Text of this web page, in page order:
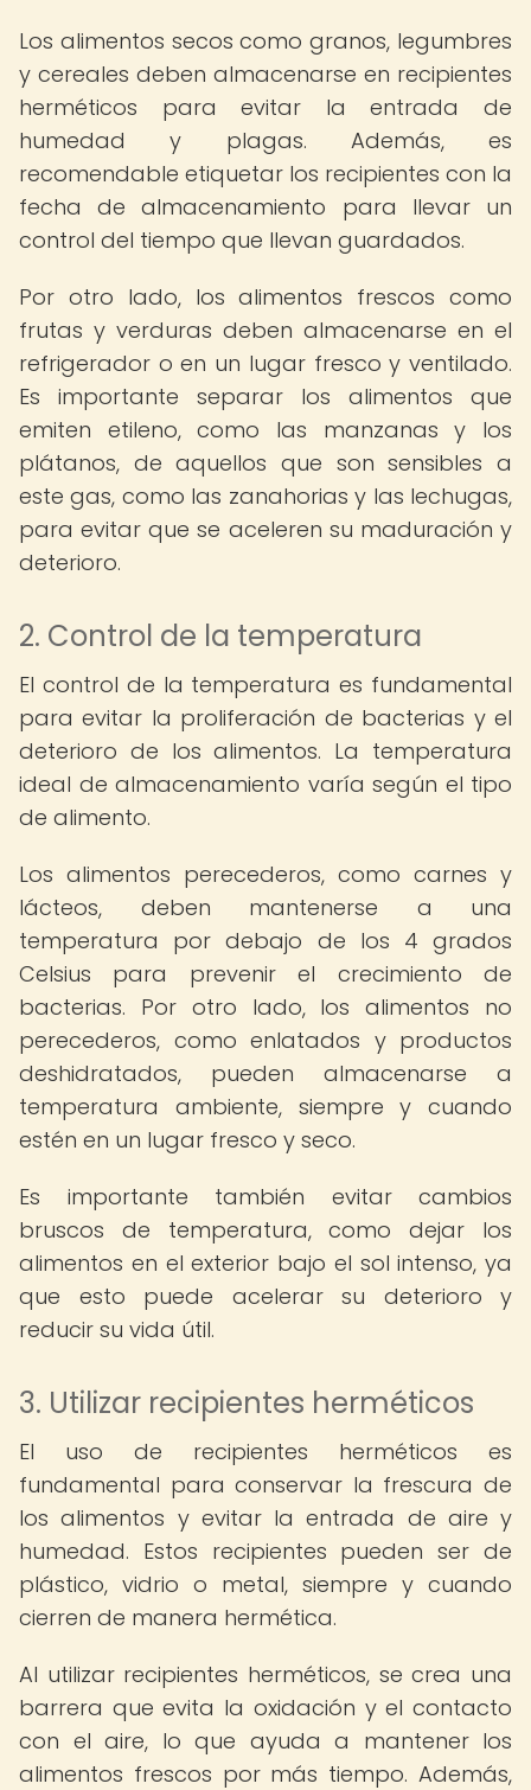
Los alimentos secos como granos, legumbres
y cereales deben almacenarse en recipientes
herméticos para evitar la entrada de
humedad y plagas. Además, es
recomendable etiquetar los recipientes con la
fecha de almacenamiento para llevar un
control del tiempo que llevan guardados.
Por otro lado, los alimentos frescos como
frutas y verduras deben almacenarse en el
refrigerador o en un lugar fresco y ventilado.
Es importante separar los alimentos que
emiten etileno, como las manzanas y los
plátanos, de aquellos que son sensibles a
este gas, como las zanahorias y las lechugas,
para evitar que se aceleren su maduración y
deterioro.
2. Control de la temperatura
El control de la temperatura es fundamental
para evitar la proliferación de bacterias y el
deterioro de los alimentos. La temperatura
ideal de almacenamiento varía según el tipo
de alimento.
Los alimentos perecederos, como carnes y
lácteos, deben mantenerse a una
temperatura por debajo de los 4 grados
Celsius para prevenir el crecimiento de
bacterias. Por otro lado, los alimentos no
perecederos, como enlatados y productos
deshidratados, pueden almacenarse a
temperatura ambiente, siempre y cuando
estén en un lugar fresco y seco.
Es importante también evitar cambios
bruscos de temperatura, como dejar los
alimentos en el exterior bajo el sol intenso, ya
que esto puede acelerar su deterioro y
reducir su vida útil.
3. Utilizar recipientes herméticos
El uso de recipientes herméticos es
fundamental para conservar la frescura de
los alimentos y evitar la entrada de aire y
humedad. Estos recipientes pueden ser de
plástico, vidrio o metal, siempre y cuando
cierren de manera hermética.
Al utilizar recipientes herméticos, se crea una
barrera que evita la oxidación y el contacto
con el aire, lo que ayuda a mantener los
alimentos frescos por más tiempo. Además,